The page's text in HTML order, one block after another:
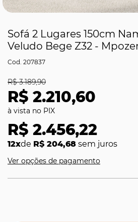
Sofá 2 Lugares 150cm
Veludo Bege Z32 -
207837
R$ 2.210,60
R$ 3.189,90
R$ 2.456,22
12xde R$ 204,68 sem juros
Ver opções de pagamento